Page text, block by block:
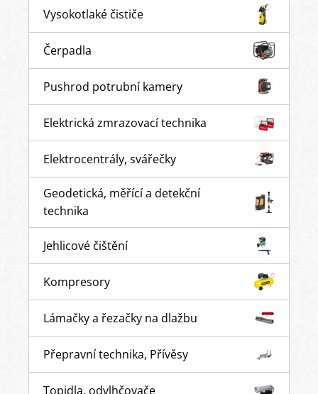
Vysokotlaké čističe
Čerpadla
Pushrod potrubní kamery
Elektrická zmrazovací technika
Elektrocentrály, svářečky
Geodetická, měřící a detekční
technika
Jehlicové čištění
Kompresory
Lámačky a řezačky na dlažbu
Přepravní technika, Přívěsy
Topidla, odvlhčovače